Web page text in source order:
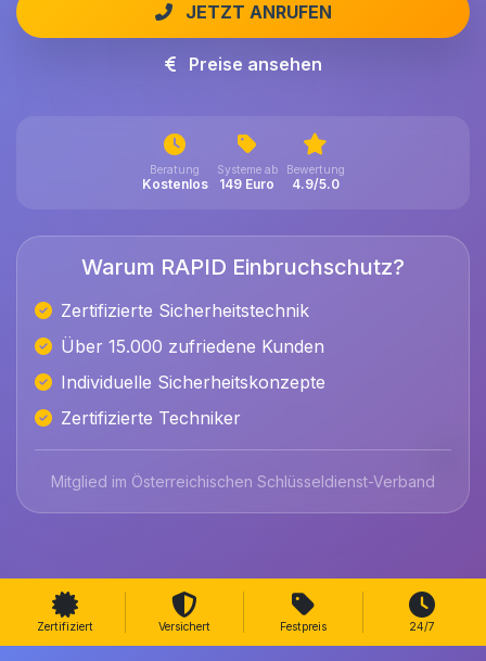
JETZT ANRUFEN
Preise ansehen
Beratung
Kostenlos
Systeme ab
149 Euro
Bewertung
4.9/5.0
Warum RAPID Einbruchschutz?
Zertifizierte Sicherheitstechnik
Über 15.000 zufriedene Kunden
Individuelle Sicherheitskonzepte
Zertifizierte Techniker
Mitglied im Österreichischen Schlüsseldienst-Verband
Zertifiziert Versichert Festpreis 24/7